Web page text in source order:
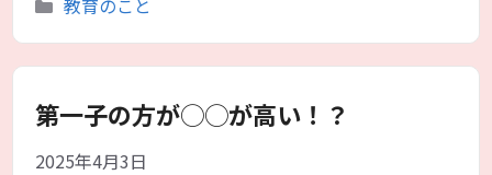
ー
教育のこと
第一子の方が◯◯が高い！？
2025年4月3日